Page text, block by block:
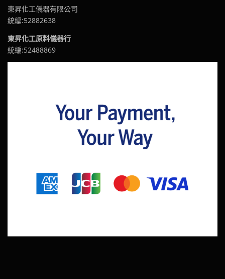
東昇化工儀器有限公司
統編:52882638
東昇化工原料儀器行
統編:52488869